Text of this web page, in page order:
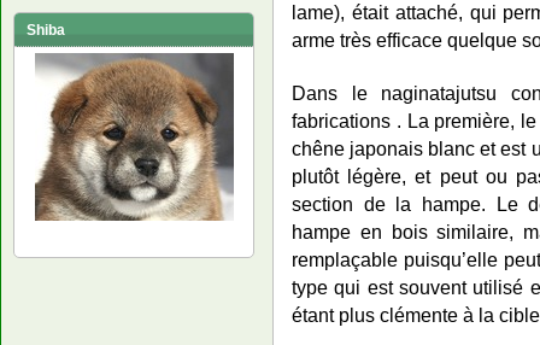
lame), était attaché, qui
arme très efficace quelque
Dans le naginatajutsu
fabrications . La première,
chêne japonais blanc et est
plutôt légère, et peut ou
section de la hampe. Le
hampe en bois similaire,
remplaçable puisqu’elle
type qui est souvent utilisé
étant plus clémente à la
Shiba